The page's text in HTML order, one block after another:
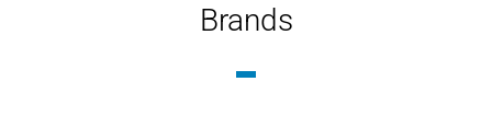
ΤΕΧΝΟΛΟΓΊΑ
Brands